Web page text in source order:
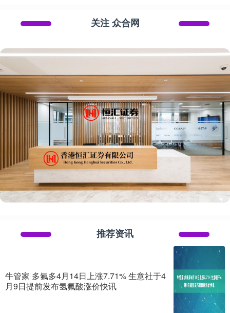
关注 众合网
推荐资讯
牛管家 多氟多4月14日上涨7.71% 生意社于4
月9日提前发布氢氟酸涨价快讯